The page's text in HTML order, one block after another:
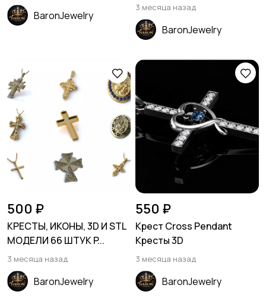
BaronJewelry
3 месяца назад
BaronJewelry
500 ₽
КРЕСТЫ, ИКОНЫ, 3D И STL
МОДЕЛИ 66 ШТУК P...
3 месяца назад
BaronJewelry
550 ₽
Крест Cross Pendant
Кресты 3D
3 месяца назад
BaronJewelry